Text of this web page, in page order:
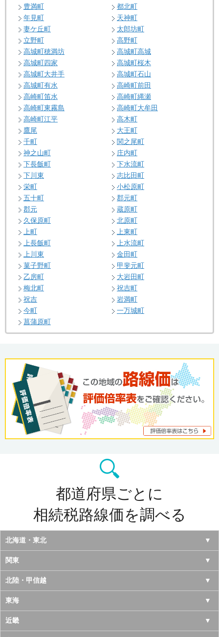
豊満町
都北町
年見町
天神町
妻ケ丘町
太郎坊町
立野町
高野町
高城町穂満坊
高城町高城
高城町四家
高城町桜木
高城町大井手
高城町石山
高城町有水
高崎町前田
高崎町笛水
高崎町縄瀬
高崎町東霧島
高崎町大牟田
高崎町江平
高木町
鷹尾
大王町
千町
関之尾町
神之山町
庄内町
下長飯町
下水流町
下川東
志比田町
栄町
小松原町
五十町
郡元町
郡元
蔵原町
久保原町
北原町
上町
上東町
上長飯町
上水流町
上川東
金田町
菓子野町
甲斐元町
乙房町
大岩田町
梅北町
祝吉町
祝吉
岩満町
今町
一万城町
菖蒲原町
都道府県ごとに
相続税路線価を調べる
北海道・東北
北海道
青森県
岩手県
宮城県
関東
東京都
神奈川県
千葉県
北陸・甲信越
山梨県
長野県
東海
愛知県
近畿